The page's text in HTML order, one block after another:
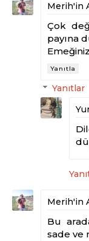
Merih'in
Çok
payına
Yanıtla
Yanıtlar
Merih'in
Bu
sade ve